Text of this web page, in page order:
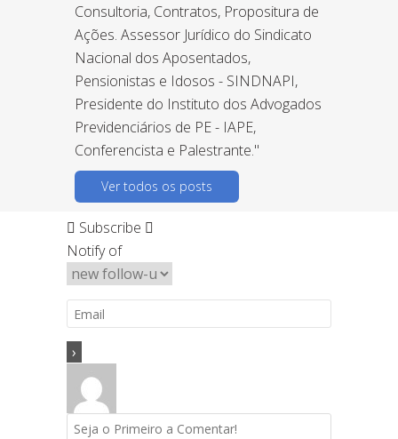
Consultoria, Contratos, Propositura de
Ações. Assessor Jurídico do Sindicato
Nacional dos Aposentados,
Pensionistas e Idosos - SINDNAPI,
Presidente do Instituto dos Advogados
Previdenciários de PE - IAPE,
Conferencista e Palestrante."
Ver todos os posts
Subscribe
Notify of